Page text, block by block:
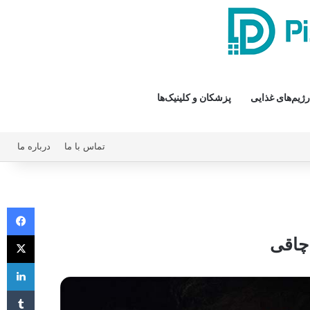
غذایی پزشکان و کلینیک‌ها
تماس با ما درباره ما
X